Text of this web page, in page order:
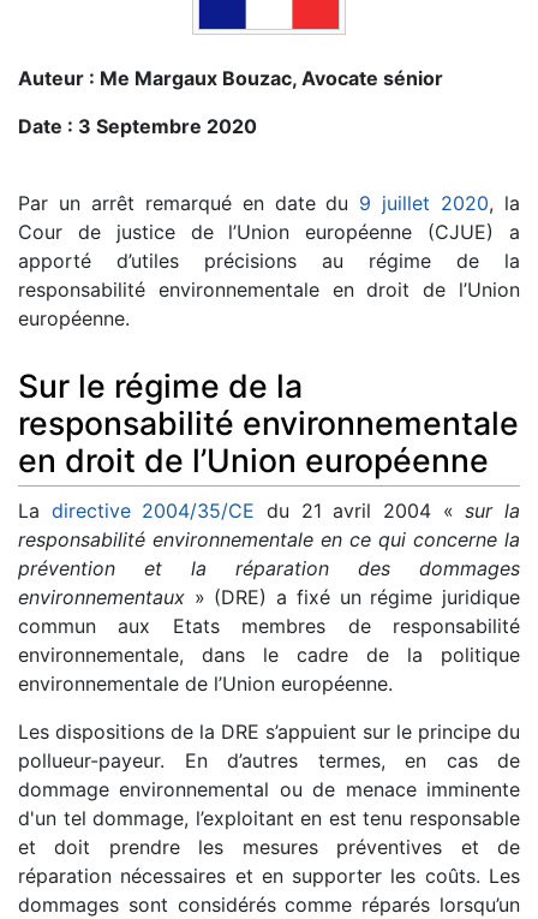
Auteur : Me Margaux Bouzac, Avocate sénior
Date : 3 Septembre 2020
Par un arrêt remarqué en date du 9 juillet 2020, la
Cour de justice de l’Union européenne (CJUE) a
apporté d’utiles précisions au régime de la
responsabilité environnementale en droit de l’Union
européenne.
Sur le régime de la
responsabilité environnementale
en droit de l’Union européenne
La directive 2004/35/CE du 21 avril 2004 «sur la
responsabilité environnementale en ce qui concerne la
prévention et la réparation des dommages
environnementaux » (DRE) a fixé un régime juridique
commun aux Etats membres de responsabilité
environnementale, dans le cadre de la politique
environnementale de l’Union européenne.
Les dispositions de la DRE s’appuient sur le principe du
pollueur-payeur. En d’autres termes, en cas de
dommage environnemental ou de menace imminente
d'un tel dommage, l’exploitant en est tenu responsable
et doit prendre les mesures préventives et de
réparation nécessaires et en supporter les coûts. Les
dommages sont considérés comme réparés lorsqu’un